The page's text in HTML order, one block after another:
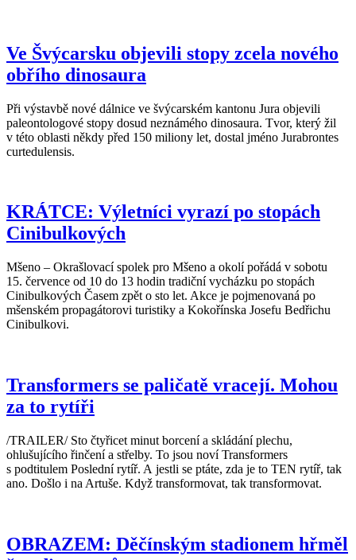
Ve Švýcarsku objevili stopy zcela nového
obřího dinosaura
Při výstavbě nové dálnice ve švýcarském kantonu Jura objevili
paleontologové stopy dosud neznámého dinosaura. Tvor, který žil
v této oblasti někdy před 150 miliony let, dostal jméno Jurabrontes
curtedulensis.
KRÁTCE: Výletníci vyrazí po stopách
Cinibulkových
Mšeno – Okrašlovací spolek pro Mšeno a okolí pořádá v sobotu
15. července od 10 do 13 hodin tradiční vycházku po stopách
Cinibulkových Časem zpět o sto let. Akce je pojmenovaná po
mšenském propagátorovi turistiky a Kokořínska Josefu Bedřichu
Cinibulkovi.
Transformers se paličatě vracejí. Mohou
za to rytíři
/TRAILER/ Sto čtyřicet minut borcení a skládání plechu,
ohlušujícího řinčení a střelby. To jsou noví Transformers
s podtitulem Poslední rytíř. A jestli se ptáte, zda je to TEN rytíř, tak
ano. Došlo i na Artuše. Když transformovat, tak transformovat.
OBRAZEM: Děčínským stadionem hřměl